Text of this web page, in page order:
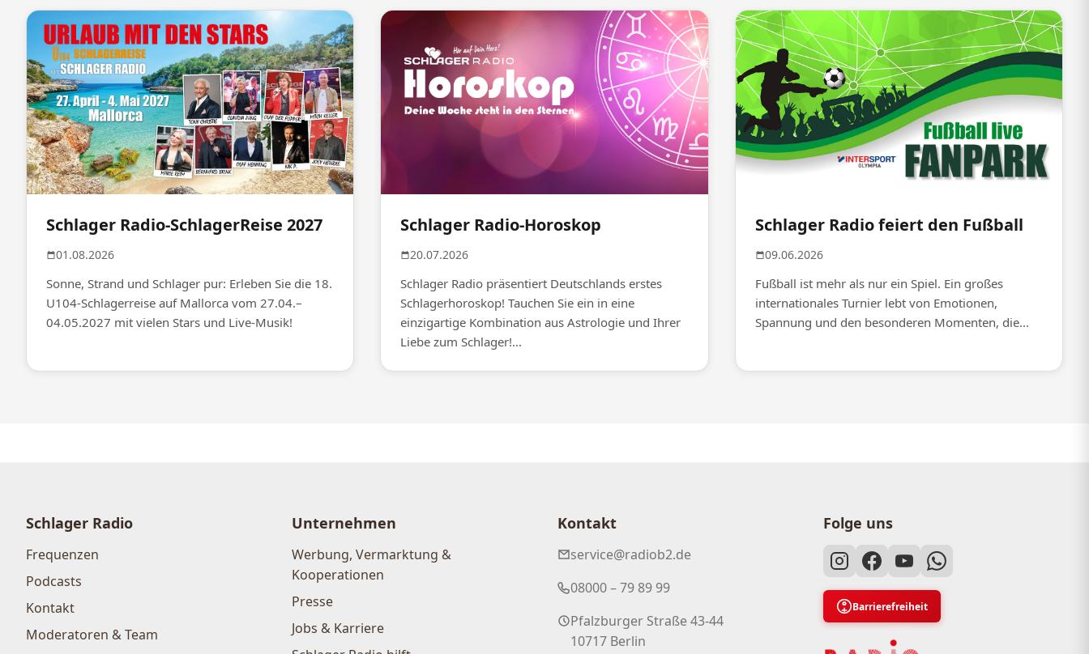
Schlager Radio-SchlagerReise 2027
01.08.2026
Sonne, Strand und Schlager pur: Erleben Sie die 18.
U104-Schlagerreise auf Mallorca vom 27.04.–
04.05.2027 mit vielen Stars und Live-Musik!
Schlager Radio-Horoskop
20.07.2026
Schlager Radio präsentiert Deutschlands erstes
Schlagerhoroskop! Tauchen Sie ein in eine
einzigartige Kombination aus Astrologie und Ihrer
Liebe zum Schlager!...
Schlager Radio feiert den Fußball
09.06.2026
Fußball ist mehr als nur ein Spiel. Ein großes
internationales Turnier lebt von Emotionen,
Spannung und den besonderen Momenten, die...
Schlager Radio
Frequenzen
Podcasts
Kontakt
Moderatoren & Team
Unternehmen
Werbung, Vermarktung &
Kooperationen
Presse
Jobs & Karriere
Kontakt
service@radiob2.de
08000 – 79 89 99
Pfalzburger Straße 43-44
10717 Berlin
Folge uns
Barrierefreiheit